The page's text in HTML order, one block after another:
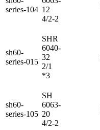
series-104 12
4/2-2
sh60-
series-015
SHR
6040-
32
2/1
*3
sh60-
series-105
SH
6063-
20
4/2-2